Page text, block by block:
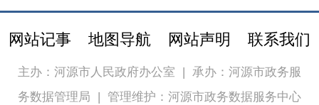
网站记事 地图导航 网站声明 联系我们
主办：河源市人民政府办公室 | 承办：河源市政务服
务数据管理局 | 管理维护：河源市政务数据服务中心